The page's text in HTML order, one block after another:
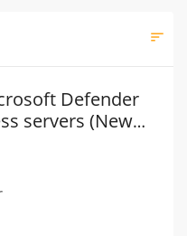
sort
Defender
servers (New